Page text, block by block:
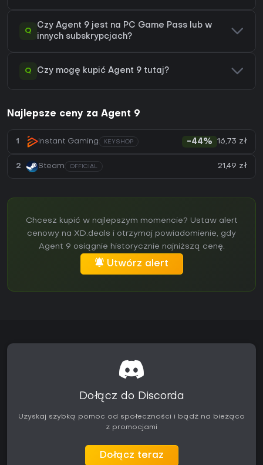
Q
Czy Agent 9 jest na PC Game Pass lub w
innych subskrypcjach?
Q Czy mogę kupić Agent 9 tutaj?
Najlepsze ceny za Agent 9
1 Instant Gaming KEYSHOP -44% 16,73 zł
2 Steam OFFICIAL 21,49 zł
Chcesz kupić w najlepszym momencie? Ustaw alert
cenowy na XD.deals i otrzymaj powiadomienie, gdy
Agent 9 osiągnie historycznie najniższą cenę.
Utwórz alert
Dołącz do Discorda
Uzyskaj szybką pomoc od społeczności i bądź na bieżąco
z promocjami
Dołącz teraz